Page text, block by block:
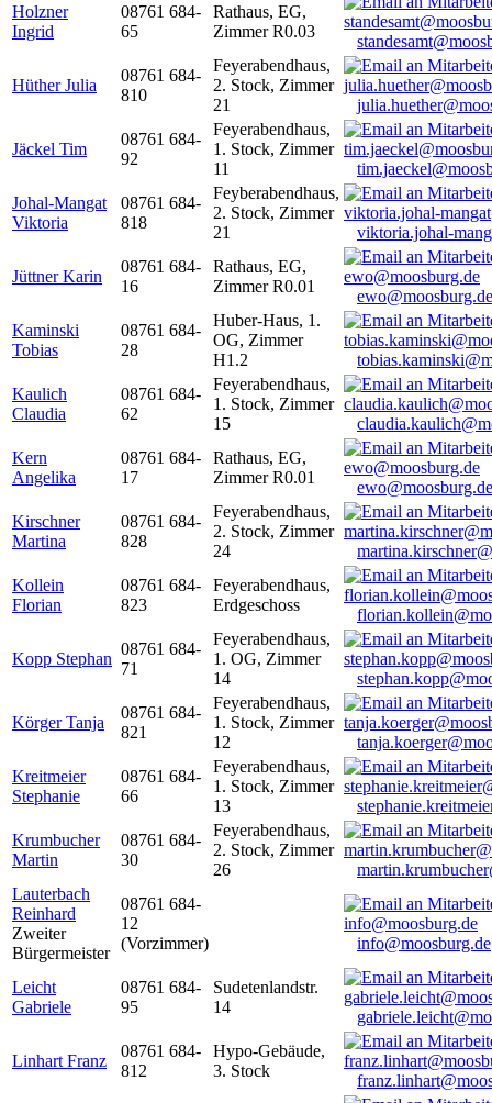
Holzner
Ingrid
08761 684-
65
Rathaus, EG,
Zimmer R0.03
Hüther Julia
08761 684-
810
Feyerabendhaus,
2. Stock, Zimmer
21
Jäckel Tim
08761 684-
92
Feyerabendhaus,
1. Stock, Zimmer
11
Johal-Mangat
Viktoria
08761 684-
818
Feyberabendhaus,
2. Stock, Zimmer
21
viktoria.johal-
Jüttner Karin
08761 684-
16
Rathaus, EG,
Zimmer R0.01
ewo@moosburg.de
Kaminski
Tobias
08761 684-
28
Huber-Haus, 1.
OG, Zimmer
H1.2
Kaulich
Claudia
08761 684-
62
Feyerabendhaus,
1. Stock, Zimmer
15
Kern
Angelika
08761 684-
17
Rathaus, EG,
Zimmer R0.01
ewo@moosburg.de
Kirschner
Martina
08761 684-
828
Feyerabendhaus,
2. Stock, Zimmer
24
Kollein
Florian
08761 684-
823
Feyerabendhaus,
Erdgeschoss
Kopp Stephan
08761 684-
71
Feyerabendhaus,
1. OG, Zimmer
14
Körger Tanja
08761 684-
821
Feyerabendhaus,
1. Stock, Zimmer
12
Kreitmeier
Stephanie
08761 684-
66
Feyerabendhaus,
1. Stock, Zimmer
13
Krumbucher
Martin
08761 684-
30
Feyerabendhaus,
2. Stock, Zimmer
26
Lauterbach
Reinhard
Zweiter
Bürgermeister
08761 684-
12
(Vorzimmer)
info@moosburg.de
Leicht
Gabriele
08761 684-
95
Sudetenlandstr.
14
Linhart Franz
08761 684-
812
Hypo-Gebäude,
3. Stock